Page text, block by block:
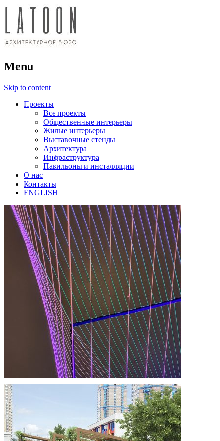
LATOON
архитектурное бюро
Menu
Skip to content
Проекты
Все проекты
Общественные интерьеры
Жилые интерьеры
Выставочные стенды
Архитектура
Инфраструктура
Павильоны и инсталляции
О нас
Контакты
ENGLISH
архитектурное бюро